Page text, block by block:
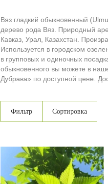
Вяз гладкий обыкновенный
дерево рода Вяз. Природный
Кавказ, Урал, Казахстан.
Используется в городском
в групповых и одиночных
обыкновенного вы можете в
Дубрава» по доступной цене.
Фильтр Сортировка